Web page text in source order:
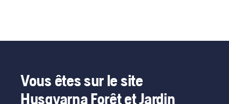
Vous êtes sur le site
Husqvarna Forêt et Jardin